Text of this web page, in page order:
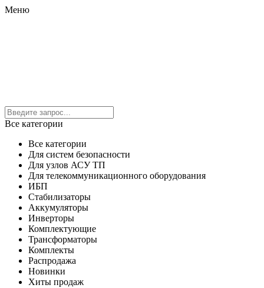
Меню
Все категории
Все категории
Для систем безопасности
Для узлов АСУ ТП
Для телекоммуникационного оборудования
ИБП
Стабилизаторы
Аккумуляторы
Инверторы
Комплектующие
Трансформаторы
Комплекты
Распродажа
Новинки
Хиты продаж